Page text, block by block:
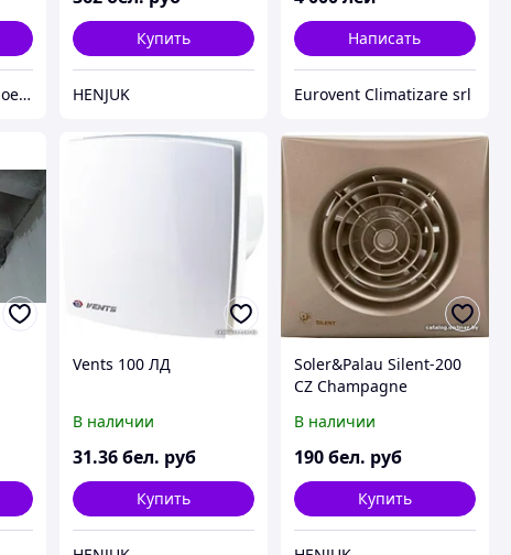
Частное акционерное общество «Вентиляционные системы». Торговая марка ВЕНТС.
Купить
HENJUK
Написать
Eurovent Climatizare srl
Vents 100 ЛД
В наличии
31.36 бел. руб
Купить
Soler&Palau Silent-200
CZ Champagne
В наличии
190бел. руб
Купить